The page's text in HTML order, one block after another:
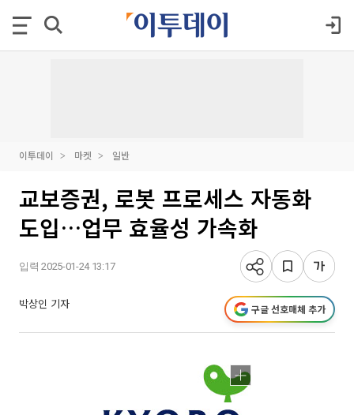
이투데이 마켓 일반
교보증권, 로봇 프로세스 자동화
도입…업무 효율성 가속화
입력 2025-01-24 13:17
박상인 기자 구글 선호매체 추가